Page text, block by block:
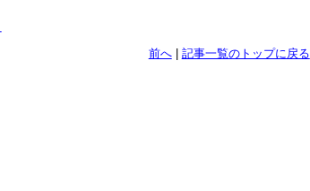
前へ| 記事一覧のトップに戻る